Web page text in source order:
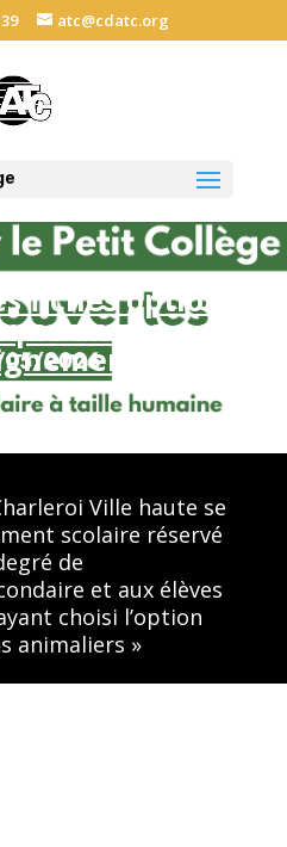
atc@cdatc.org
fiches option
année
Ville haute se
scolaire réservé
de
et aux élèves
choisi l’option
animaliers »